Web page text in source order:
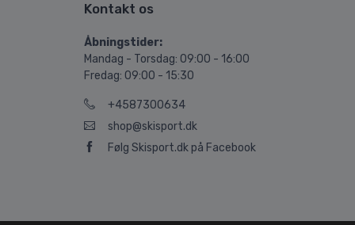
Kontakt os
Åbningstider:
Mandag - Torsdag: 09:00 - 16:00
Fredag: 09:00 - 15:30
+4587300634
shop@skisport.dk
Følg Skisport.dk på Facebook